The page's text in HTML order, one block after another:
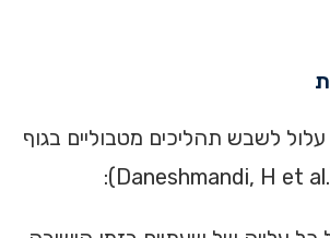
לשבש תהליכים מטבוליים בגוף